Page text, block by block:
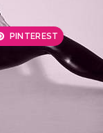
PINTEREST